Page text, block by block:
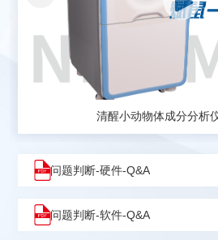
清醒小动物体成分分析
问题判断-硬件-Q&A
问题判断-软件-Q&A